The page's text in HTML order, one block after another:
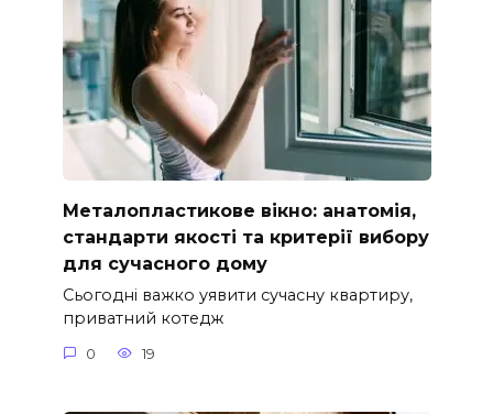
Металопластикове вікно: анатомія,
стандарти якості та критерії вибору
для сучасного дому
Сьогодні важко уявити сучасну квартиру,
приватний котедж
0 19